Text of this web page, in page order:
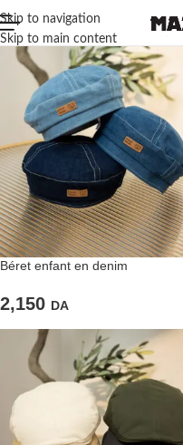
Skip to navigation
Skip to main content
Béret enfant en denim
2,150 DA